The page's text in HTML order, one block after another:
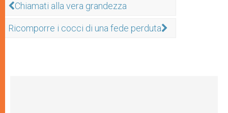
Chiamati alla vera grandezza
Ricomporre i cocci di una fede perduta